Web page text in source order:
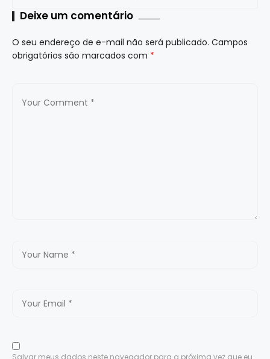
Deixe um comentário
O seu endereço de e-mail não será publicado. Campos
obrigatórios são marcados com *